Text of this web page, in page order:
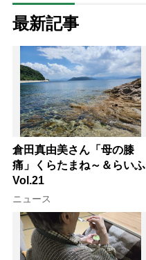
最新記事
倉田真由美さん「母の膝
痛」くらたまね～＆らいふ
Vol.21
ニュース